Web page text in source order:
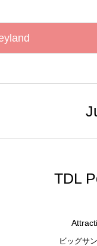
TDL
ビッグサ